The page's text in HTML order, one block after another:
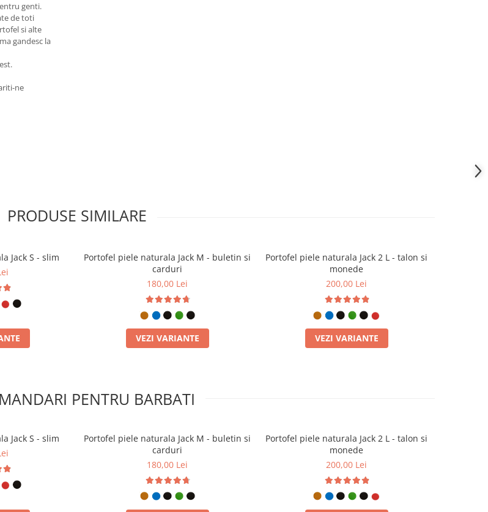
genti.
de toti
si alte
gandesc la
ne
PRODUSE SIMILARE
Jack S - slim
Portofel piele naturala Jack M - buletin si
carduri
180,00 Lei
VEZI VARIANTE
Portofel piele naturala Jack 2 L - talon si
monede
200,00 Lei
VEZI VARIANTE
PENTRU BARBATI
Jack S - slim
Portofel piele naturala Jack M - buletin si
carduri
180,00 Lei
Portofel piele naturala Jack 2 L - talon si
monede
200,00 Lei